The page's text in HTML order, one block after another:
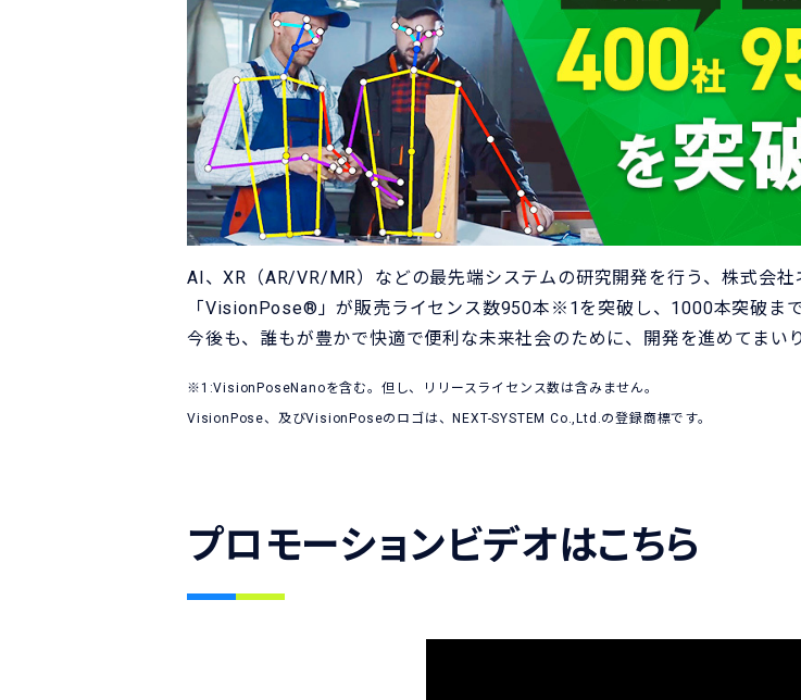
AI、XR（AR/VR/MR）などの最先端システムの研究開発を行う、株式会
「VisionPose®」が販売ライセンス数950本※1を突破し、1000本突破ま
今後も、誰もが豊かで快適で便利な未来社会のために、開発を進めてまいり
※1:VisionPoseNanoを含む。但し、リリースライセンス数は含みません。
VisionPose、及びVisionPoseのロゴは、NEXT-SYSTEM Co.,Ltd.の登録商標です。
プロモーションビデオはこちら